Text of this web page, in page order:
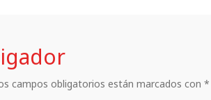
campos obligatorios están marcados con *